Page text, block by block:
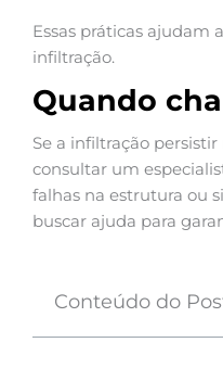
Essas práticas ajudam
infiltração.
Quando
Se a infiltração
consultar um
falhas na estrutura ou
buscar ajuda para
Conteúdo do